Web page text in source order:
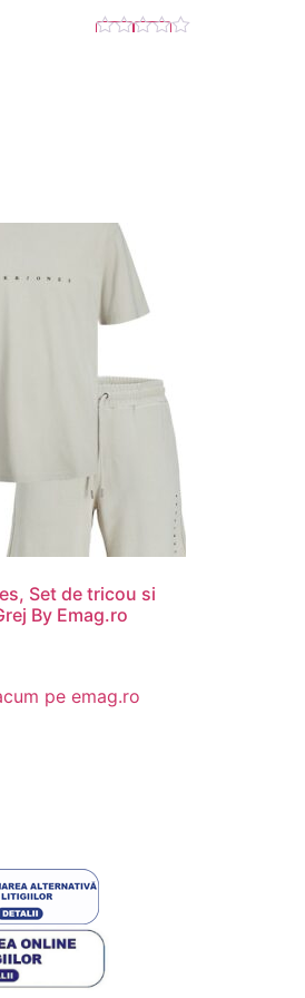
Set de tricou si
By Emag.ro
pe emag.ro